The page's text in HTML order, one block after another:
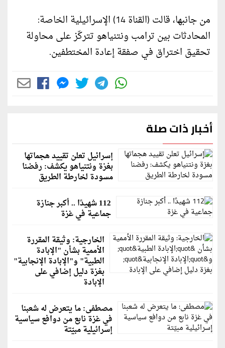
من جانبها، قالت (القناة 14) الإسرائيلية الخاصة:
المحادثات بين ترامب ونتنياهو تتركّز على محاولة
تحقيق اختراق في صفقة إعادة المختطفين.
أخبار ذات صلة
إسرائيل تعلن تقييد هجماتها
بغزة ونتنياهو يكشف: رفضنا
مسودة لخارطة الطريق
112 شهيدًا .. أكبر جنازة
جماعية في غزة
الخارجية: وثيقة المقررة
الأممية بشأن "الإبادة
الطبية" و"الإبادة الإنجابية"
بغزة دليل إضافي على
الإبادة
مصطفى: ما يتعرض له شعبنا
في غزة نابع من دوافع سياسية
إسرائيلية مبيّتة